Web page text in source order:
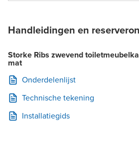
Handleidingen en
Storke Ribs zwevend
mat
Onderdelenlijst
Technische tekening
Installatiegids